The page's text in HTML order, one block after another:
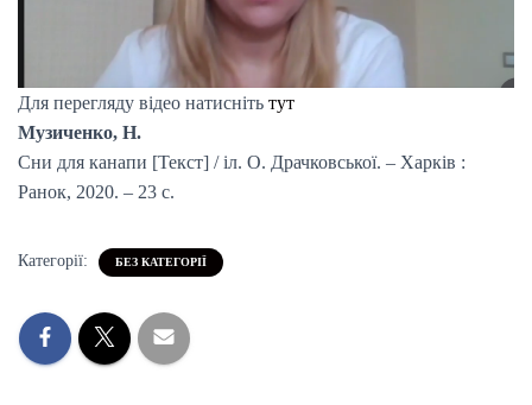
Для перегляду відео натисніть тут
Музиченко, Н.
Сни для канапи [Текст] / іл. О. Драчковської. – Харків :
Ранок, 2020. – 23 с.
Категорії: БЕЗ КАТЕГОРІЇ